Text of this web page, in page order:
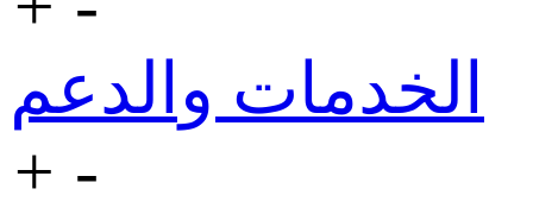
الخدمات والدعم
+ -